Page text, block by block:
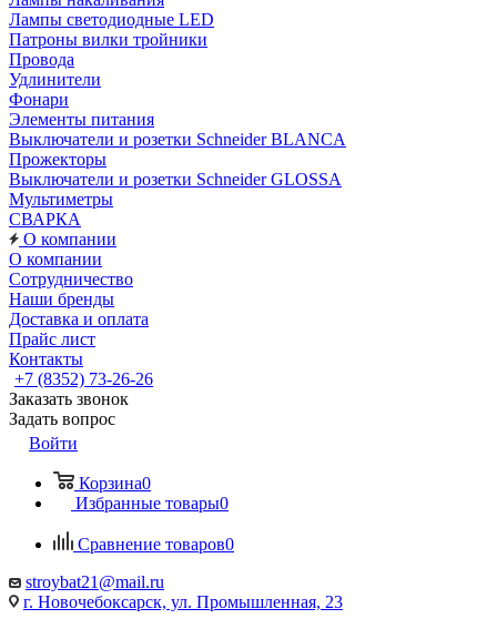
Лампы светодиодные LED
Патроны вилки тройники
Провода
Удлинители
Фонари
Элементы питания
Выключатели и розетки Schneider BLANCA
Прожекторы
Выключатели и розетки Schneider GLOSSA
Мультиметры
СВАРКА
О компании
О компании
Сотрудничество
Наши бренды
Доставка и оплата
Прайс лист
Контакты
+7 (8352) 73-26-26
Заказать звонок
Задать вопрос
Войти
Корзина0
Избранные товары0
Сравнение товаров0
stroybat21@mail.ru
г. Новочебоксарск, ул. Промышленная, 23